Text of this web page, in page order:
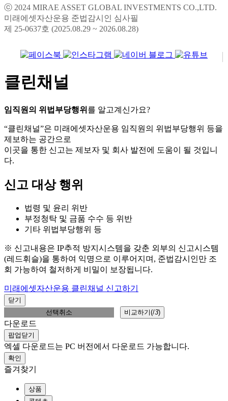
ⓒ 2024 MIRAE ASSET GLOBAL INVESTMENTS CO.,LTD.
미래에셋자산운용 준법감시인 심사필
제 25-0637호 (2025.08.29 ~ 2026.08.28)
클린채널
임직원의 위법부당행위 를 알고계신가요?
“클린채널”은 미래에셋자산운용 임직원의 위법부당행위 등을
제보하는 공간으로
이곳을 통한 신고는 제보자 및 회사 발전에 도움이 될 것입니
다.
신고 대상 행위
법령 및 윤리 위반
부정청탁 및 금품 수수 등 위반
기타 위법부당행위 등
※ 신고내용은 IP추적 방지시스템을 갖춘 외부의 신고시스템
(레드휘슬)을 통하여 익명으로 이루어지며, 준법감시인만 조
회 가능하여 철저하게 비밀이 보장됩니다.
미래에셋자산운용 클린채널 신고하기
닫기
선택취소
비교하기(/3)
다운로드
팝업닫기
엑셀 다운로드는 PC 버전에서 다운로드 가능합니다.
확인
즐겨찾기
상품